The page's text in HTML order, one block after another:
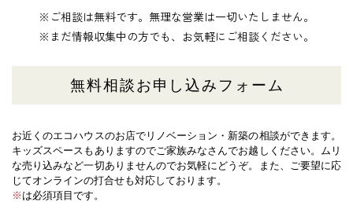
※ご相談は無料です。無理な営業は一切いたしません。
※まだ情報収集中の方でも、お気軽にご相談ください。
無料相談お申し込みフォーム
お近くのエコハウスのお店でリノベーション・新築の相談ができます。
キッズスペースもありますのでご家族みなさんでお越しください。
ムリ
な売り込みなど一切ありませんのでお気軽にどうぞ。また、ご要望に応
じてオンラインの打合せも対応しております。
※ は必須項目です。